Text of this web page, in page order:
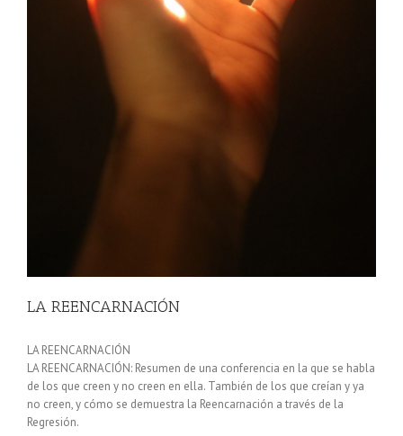
LA REENCARNACIÓN
LA REENCARNACIÓN
LA REENCARNACIÓN: Resumen de una conferencia en la que se habla
de los que creen y no creen en ella. También de los que creían y ya
no creen, y cómo se demuestra la Reencarnación a través de la
Regresión.